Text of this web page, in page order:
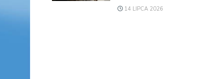
14 LIPCA 2026